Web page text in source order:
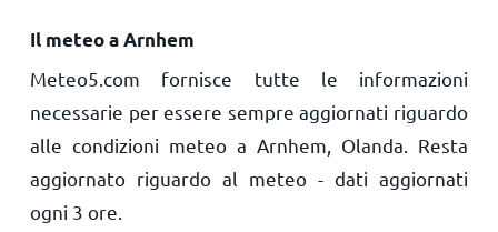
Il meteo a Arnhem
Meteo5.com fornisce tutte le informazioni
necessarie per essere sempre aggiornati riguardo
alle condizioni meteo a Arnhem, Olanda. Resta
aggiornato riguardo al meteo - dati aggiornati
ogni 3 ore.